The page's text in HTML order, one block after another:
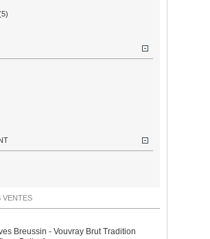
VENTES
Breussin - Vouvray Brut Tradition